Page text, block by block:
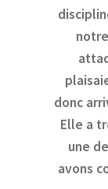
donc
Elle a
une
avons